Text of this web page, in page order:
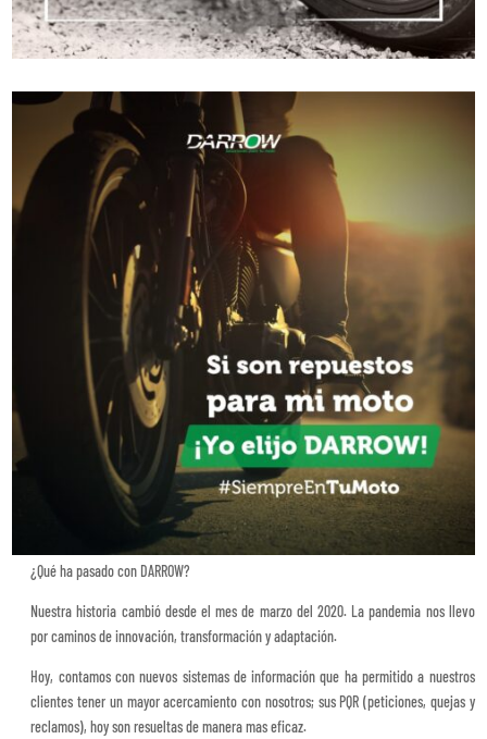
¿Qué ha pasado con DARROW?
Nuestra historia cambió desde el mes de marzo del 2020. La pandemia nos llevo
por caminos de innovación, transformación y adaptación.
Hoy, contamos con nuevos sistemas de información que ha permitido a nuestros
clientes tener un mayor acercamiento con nosotros; sus PQR (peticiones, quejas y
reclamos), hoy son resueltas de manera mas eficaz.